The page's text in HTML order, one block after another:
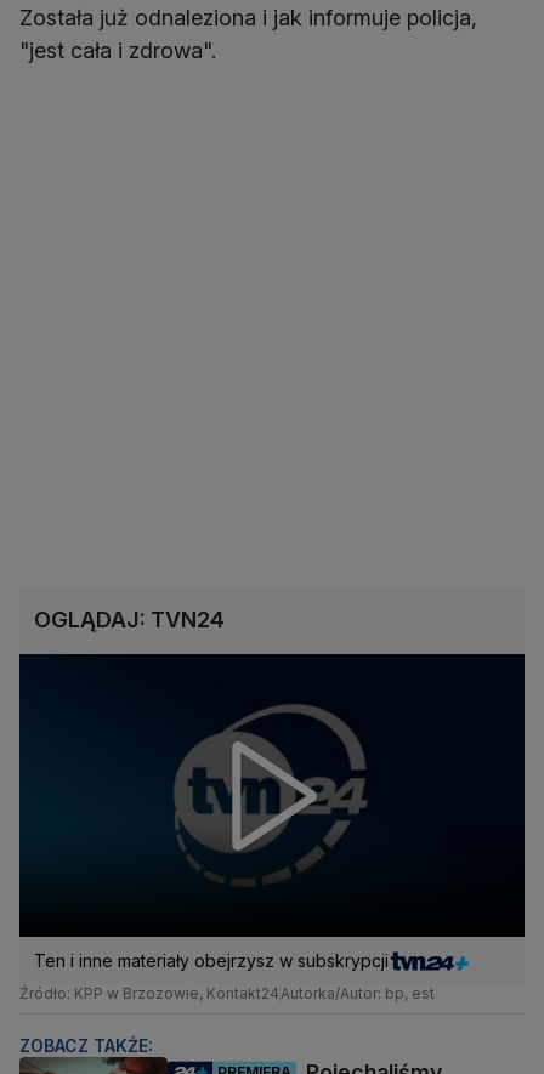
Została już odnaleziona i jak informuje policja,
"jest cała i zdrowa".
OGLĄDAJ: TVN24
Ten i inne materiały obejrzysz w subskrypcji
Źródło: KPP w Brzozowie, Kontakt24Autorka/Autor: bp, est
ZOBACZ TAKŻE: